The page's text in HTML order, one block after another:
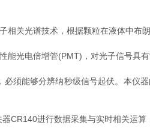
光谱技术，根据颗粒在液体中布
光电倍增管(PMT)，对光子信号具有
能够分辨纳秒级信号起伏。本仪
进行数据采集与实时相关运算